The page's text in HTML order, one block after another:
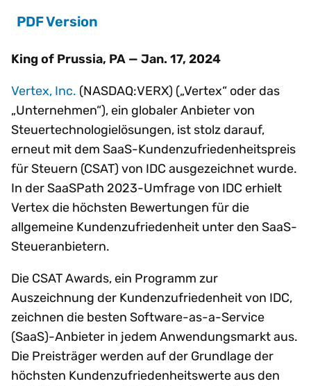
PDF Version
King of Prussia, PA — Jan. 17, 2024
Vertex, Inc. (NASDAQ:VERX) („Vertex“ oder das
„Unternehmen“), ein globaler Anbieter von
Steuertechnologielösungen, ist stolz darauf,
erneut mit dem SaaS-Kundenzufriedenheitspreis
für Steuern (CSAT) von IDC ausgezeichnet wurde.
In der SaaSPath 2023-Umfrage von IDC erhielt
Vertex die höchsten Bewertungen für die
allgemeine Kundenzufriedenheit unter den SaaS-
Steueranbietern.
Die CSAT Awards, ein Programm zur
Auszeichnung der Kundenzufriedenheit von IDC,
zeichnen die besten Software-as-a-Service
(SaaS)-Anbieter in jedem Anwendungsmarkt aus.
Die Preisträger werden auf der Grundlage der
höchsten Kundenzufriedenheitswerte aus den